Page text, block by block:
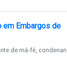
em Embargos de
de má-fé,